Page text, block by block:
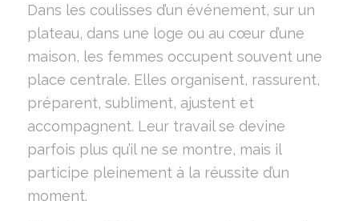
Dans les coulisses d’un événement, sur un
plateau, dans une loge ou au cœur d’une
maison, les femmes occupent souvent une
place centrale. Elles organisent, rassurent,
préparent, subliment, ajustent et
accompagnent. Leur travail se devine
parfois plus qu’il ne se montre, mais il
participe pleinement à la réussite d’un
moment.